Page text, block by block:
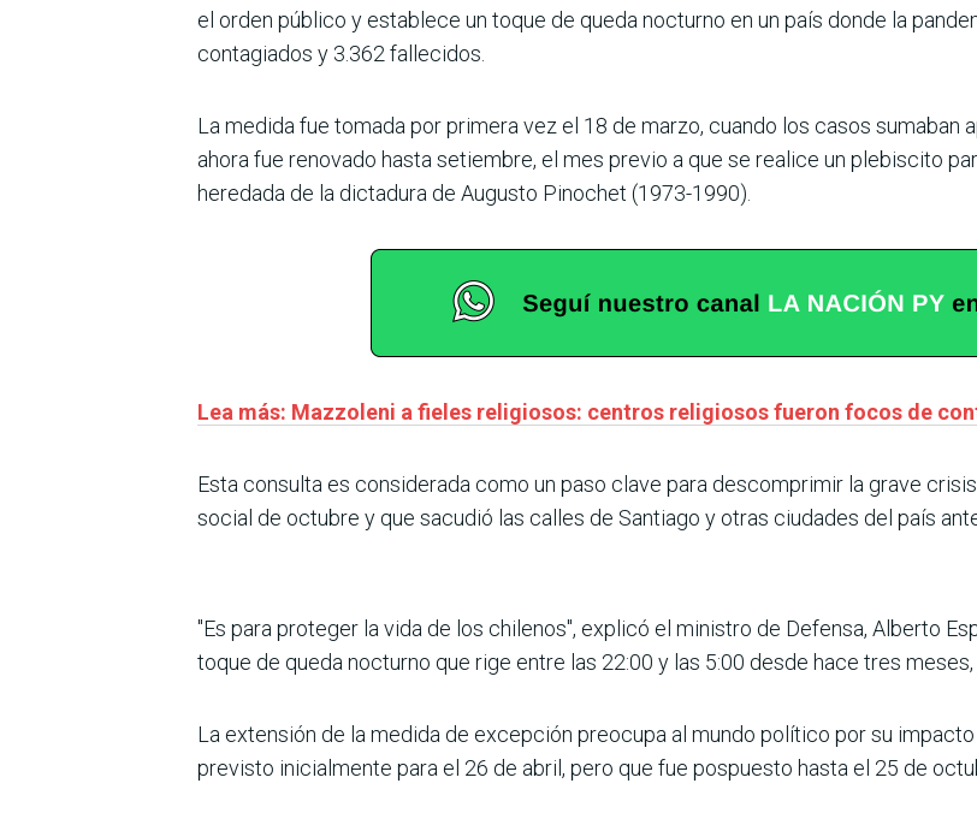
el orden público y establece un toque de queda nocturno en un país donde la
contagiados y 3.362 fallecidos.
La medida fue tomada por primera vez el 18 de marzo, cuando los casos sumaban
ahora fue renovado hasta setiembre, el mes previo a que se realice un plebiscito
heredada de la dictadura de Augusto Pinochet (1973-1990).
Lea más: Mazzoleni a fieles religiosos: centros religiosos fueron focos de
Esta consulta es considerada como un paso clave para descomprimir la grave
social de octubre y que sacudió las calles de Santiago y otras ciudades del país
"Es para proteger la vida de los chilenos", explicó el ministro de Defensa, Alberto
toque de queda nocturno que rige entre las 22:00 y las 5:00 desde hace tres
La extensión de la medida de excepción preocupa al mundo político por su
previsto inicialmente para el 26 de abril, pero que fue pospuesto hasta el 25 de